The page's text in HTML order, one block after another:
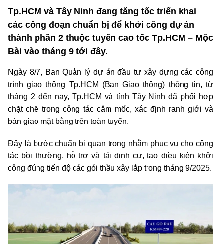
Tp.HCM và Tây Ninh đang tăng tốc triển khai
các công đoạn chuẩn bị để khởi công dự án
thành phần 2 thuộc tuyến cao tốc Tp.HCM – Mộc
Bài vào tháng 9 tới đây.
Ngày 8/7, Ban Quản lý dự án đầu tư xây dựng các công
trình giao thông Tp.HCM (Ban Giao thông) thông tin, từ
tháng 2 đến nay, Tp.HCM và tỉnh Tây Ninh đã phối hợp
chặt chẽ trong công tác cắm mốc, xác định ranh giới và
bàn giao mặt bằng trên toàn tuyến.
Đây là bước chuẩn bị quan trọng nhằm phục vụ cho công
tác bồi thường, hỗ trợ và tái định cư, tạo điều kiện khởi
công đúng tiến độ các gói thầu xây lắp trong tháng 9/2025.